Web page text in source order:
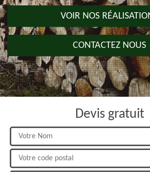
VOIR NOS
CONTACTEZ NOUS
Devis gratuit